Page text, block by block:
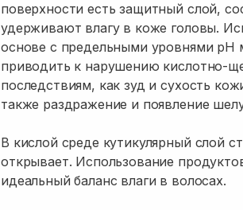
поверхности есть защитный слой,
удерживают влагу в коже головы.
основе с предельными уровнями
приводить к нарушению кислотно-
последствиям, как зуд и сухость
также раздражение и появление
В кислой среде кутикулярный слой
открывает. Использование
идеальный баланс влаги в волосах.